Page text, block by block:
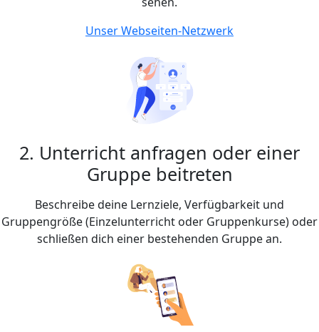
Unser Webseiten-Netzwerk
2. Unterricht anfragen oder einer
Gruppe beitreten
Beschreibe deine Lernziele, Verfügbarkeit und
Gruppengröße (Einzelunterricht oder Gruppenkurse) oder
schließen dich einer bestehenden Gruppe an.